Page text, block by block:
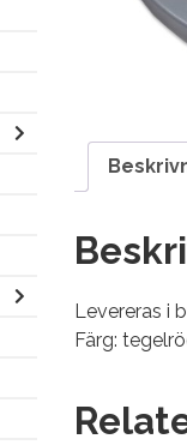
Levereras i
Färg: